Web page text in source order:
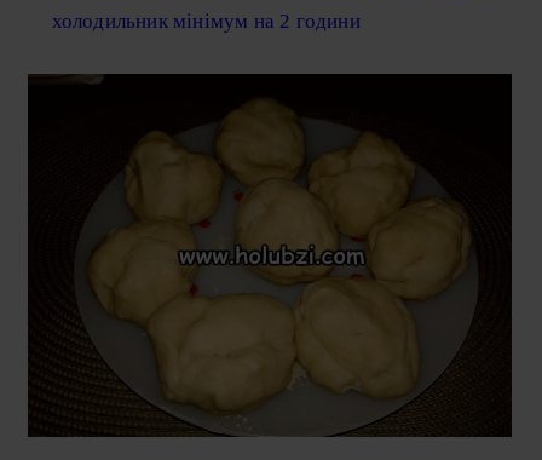
холодильник мінімум на 2 години